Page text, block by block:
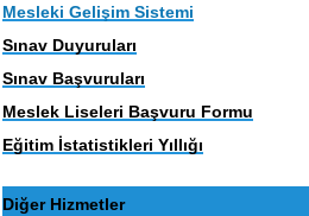
Mesleki Gelişim Sistemi
Sınav Duyuruları
Sınav Başvuruları
Meslek Liseleri Başvuru Formu
Eğitim İstatistikleri Yıllığı
Diğer Hizmetler